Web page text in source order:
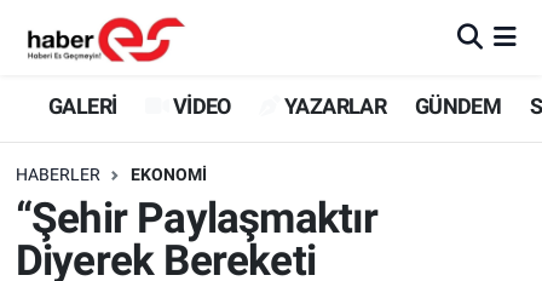
GALERİ VİDEO YAZARLAR GÜNDEM
HABERLER EKONOMİ
“Şehir Paylaşmaktır
Diyerek Bereketi
GALERİ
YAZARLAR
Eskişehir Nöbetçi Eczaneler
Eskişehir Trafik Yoğunluk Haritası